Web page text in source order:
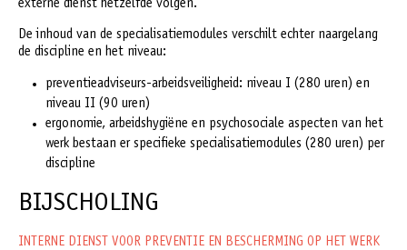
externe dienst hetzelfde volgen.
De inhoud van de specialisatiemodules verschilt echter naargelang
de discipline en het niveau:
preventieadviseurs-arbeidsveiligheid: niveau I (280 uren) en
niveau II (90 uren)
ergonomie, arbeidshygiëne en psychosociale aspecten van het
werk bestaan er specifieke specialisatiemodules (280 uren) per
discipline
BIJSCHOLING
INTERNE DIENST VOOR PREVENTIE EN BESCHERMING OP HET WERK